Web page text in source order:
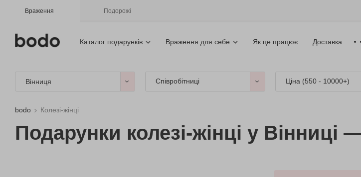
Враження Подорожі
Каталог подарунків Враження для себе Як це працює Доставка
Вінниця Співробітниці Ціна (550 - 10000+)
bodo Колезі-жінці
Подарунки колезі-жінці у Вінниці